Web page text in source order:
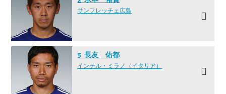
サンフレッチェ広島
5
長友 佑都
インテル・ミラノ（イタリア）